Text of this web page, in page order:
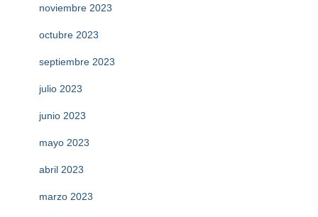
noviembre 2023
octubre 2023
septiembre 2023
julio 2023
junio 2023
mayo 2023
abril 2023
marzo 2023